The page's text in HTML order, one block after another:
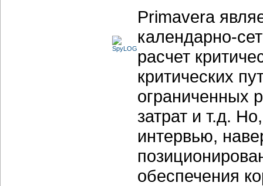
Primavera
календарно-
расчет
критических
ограниченных
затрат и т.д.
интервью,
обеспечения